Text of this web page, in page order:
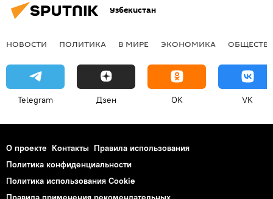
Узбекистан
НОВОСТИ ПОЛИТИКА В МИРЕ ЭКОНОМИКА
Telegram Дзен OK VK
О проекте Контакты Правила использования
Политика конфиденциальности
Политика использования Cookie